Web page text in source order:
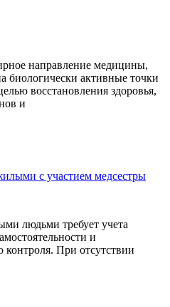
направление медицины,
биологически активные точки
восстановления здоровья,
и
с участием медсестры
людьми требует учета
и
контроля. При отсутствии